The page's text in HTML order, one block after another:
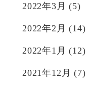
2022年3月 (5)
2022年2月 (14)
2022年1月 (12)
2021年12月 (7)